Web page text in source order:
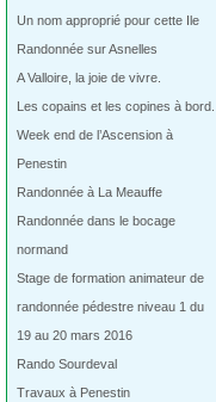
Un nom approprié pour cette Ile
Randonnée sur Asnelles
A Valloire, la joie de vivre.
Les copains et les copines à bord.
Week end de l’Ascension à
Penestin
Randonnée à La Meauffe
Randonnée dans le bocage
normand
Stage de formation animateur de
randonnée pédestre niveau 1 du
19 au 20 mars 2016
Rando Sourdeval
Travaux à Penestin